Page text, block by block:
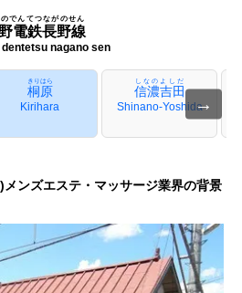
電鉄長野線
でんてつながのせん
dentetsu nagano sen
桐原
きりはら
Kirihara
信濃吉田
しなのよしだ
Shinano-Yoshida→
ンズエステ・マッサージ業界の背景